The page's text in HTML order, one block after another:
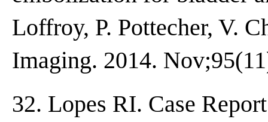
Loffroy, P. Pottecher, V.
Imaging. 2014.
32. Lopes RI. Case